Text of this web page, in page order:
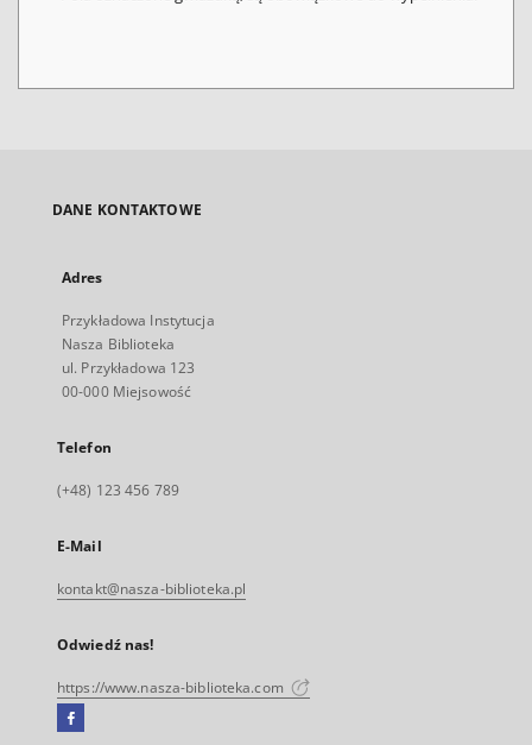
DANE KONTAKTOWE
Adres
Przykładowa Instytucja
Nasza Biblioteka
ul. Przykładowa 123
00-000 Miejsowość
Telefon
(+48) 123 456 789
E-Mail
kontakt@nasza-biblioteka.pl
Odwiedź nas!
https://www.nasza-biblioteka.com
Facebook